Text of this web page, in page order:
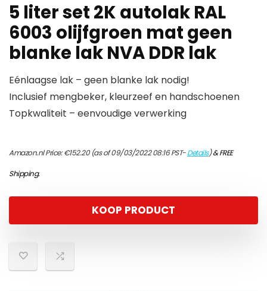
5 liter set 2K autolak RAL
6003 olijfgroen mat geen
blanke lak NVA DDR lak
Eénlaagse lak – geen blanke lak nodig!
Inclusief mengbeker, kleurzeef en handschoenen
Topkwaliteit – eenvoudige verwerking
Amazon.nl Price:€152.20(as of 09/03/2022 08:16 PST-Details)&FREE
Shipping.
KOOP PRODUCT